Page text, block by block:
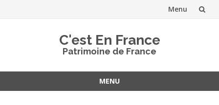
Menu
C'est En France
Patrimoine de France
MENU